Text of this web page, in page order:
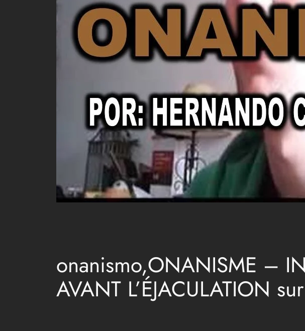
onanismo,ONANISME –
AVANT L’ÉJACULATION